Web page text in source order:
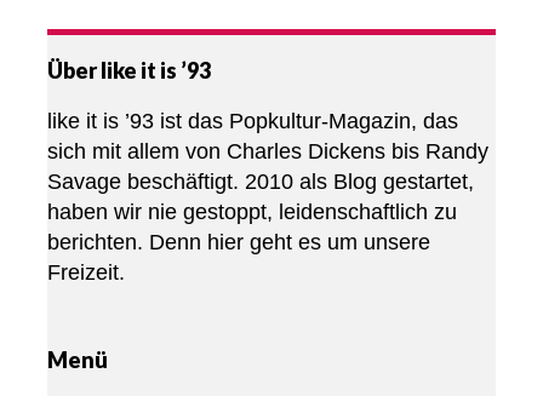
Über like it is ’93
like it is ’93 ist das Popkultur-Magazin, das
sich mit allem von Charles Dickens bis Randy
Savage beschäftigt. 2010 als Blog gestartet,
haben wir nie gestoppt, leidenschaftlich zu
berichten. Denn hier geht es um unsere
Freizeit.
Menü